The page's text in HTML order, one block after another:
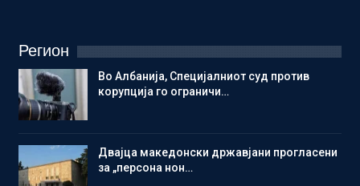
Регион
Во Албанија, Специјалниот суд против
корупција го ограничи…
Двајца македонски државјани прогласени
за „персона нон…